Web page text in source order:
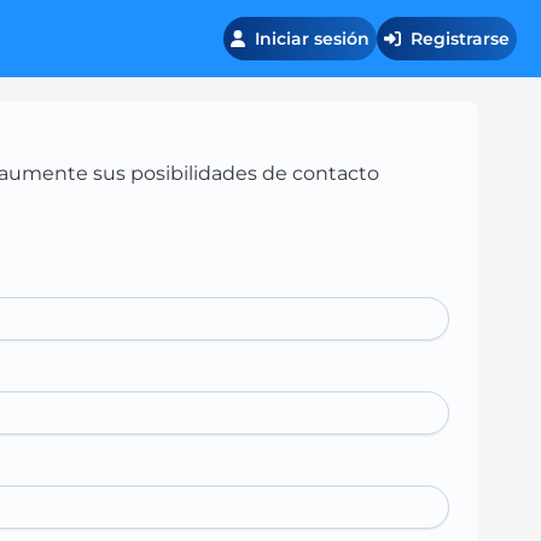
Iniciar sesión Registrarse
sus posibilidades de contacto